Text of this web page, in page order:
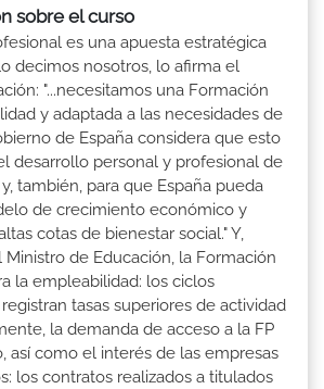
sobre el curso
es una apuesta estratégica
decimos nosotros, lo afirma el
"...necesitamos una Formación
y adaptada a las necesidades de
de España considera que esto
desarrollo personal y profesional de
también, para que España pueda
de crecimiento económico y
cotas de bienestar social." Y,
de Educación, la Formación
la empleabilidad: los ciclos
tasas superiores de actividad
la demanda de acceso a la FP
así como el interés de las empresas
los contratos realizados a titulados